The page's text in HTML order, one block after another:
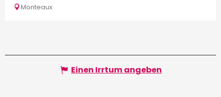
Monteaux
Einen Irrtum angeben